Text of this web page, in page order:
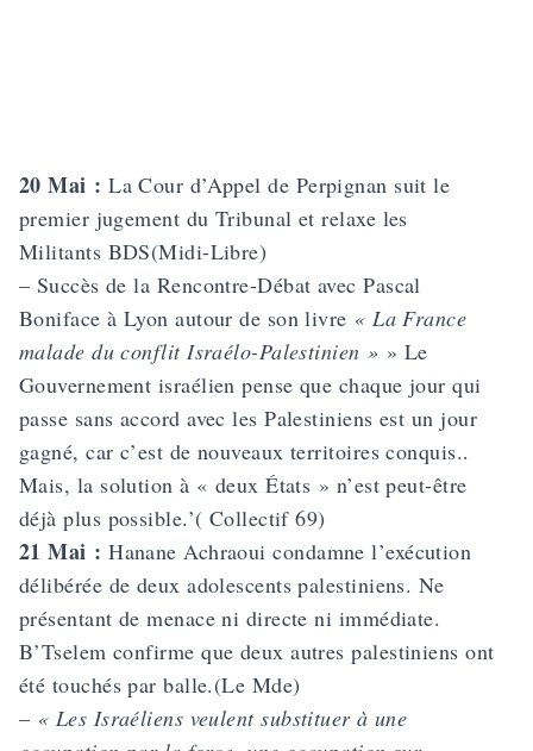
20 Mai : La Cour d’Appel de Perpignan suit le
premier jugement du Tribunal etrelaxe les
Militants BDS(Midi-Libre)
– Succès de la Rencontre-Débat avec Pascal
Boniface à Lyon autour de son livre « La France
malade du conflit Israélo-Palestinien » » Le
Gouvernement israélien pense que chaque jour qui
passe sans accord avec les Palestiniens est un jour
gagné, car c’est de nouveaux territoires conquis..
Mais, la solution à « deux États » n’est peut-être
déjà plus possible.’( Collectif 69)
21 Mai : Hanane Achraoui condamne l’exécution
délibérée de deux adolescents palestiniens. Ne
présentant de menace ni directe ni immédiate.
B’Tselem confirme que deux autres palestiniens ont
été touchés par balle.(Le Mde)
– « Les Israéliens veulent substituer à une